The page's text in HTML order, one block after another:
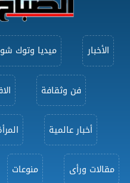
الأخبار ميديا وتوك شو
فن وثقافة
أخبار عالمية
مقالات ورأى منوعات